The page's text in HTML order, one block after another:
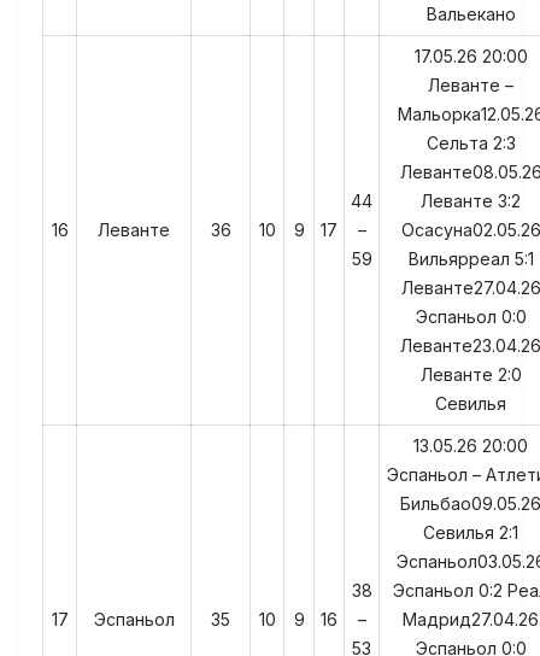
Вальекано
16 Леванте 36 10 9 17
44
–
59
17.05.26 20:00
Леванте –
Сельта 2:3
Леванте 3:2
Осасуна02.05.26
Вильярреал 5:1
Леванте27.04.26
Эспаньол 0:0
Леванте23.04.26
Леванте 2:0
Севилья
17 Эспаньол 35 10 9 16
38
–
53
13.05.26 20:00
Эспаньол –
Бильбао09.05.26
Севилья 2:1
Эспаньол 0:2
Мадрид27.04.26
Эспаньол 0:0